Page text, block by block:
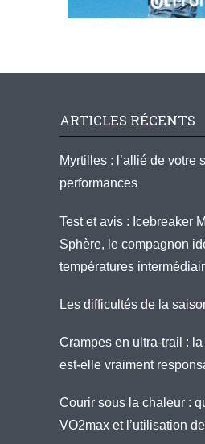
ARTICLES RÉCENTS
Myrtilles : l’allié de votre
performances
Test et avis : Icebreaker
Sphère, le compagnon
températures
Les difficultés de la
Crampes en ultra-trail :
est-elle vraiment
Courir sous la chaleur :
VO2max et l’utilisation